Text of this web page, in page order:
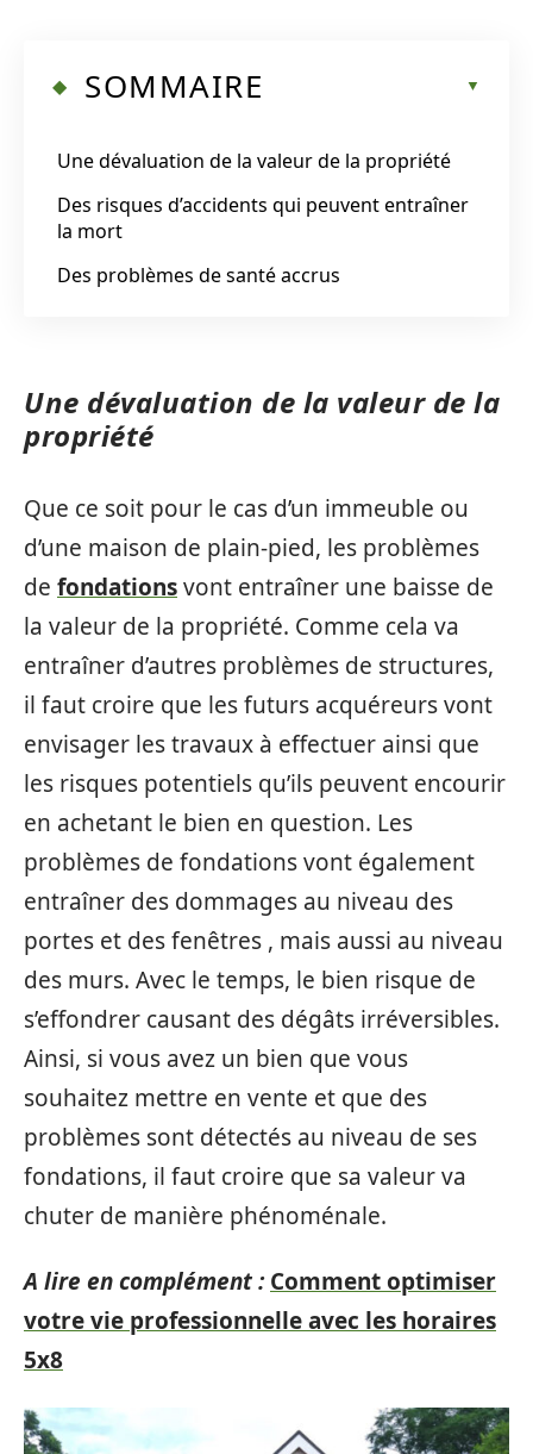
SOMMAIRE
Une dévaluation de la valeur de la propriété
Des risques d’accidents qui peuvent entraîner
la mort
Des problèmes de santé accrus
Une dévaluation de la valeur de la
propriété
Que ce soit pour le cas d’un immeuble ou
d’une maison de plain-pied, les problèmes
de fondationsvont entraîner une baisse de
la valeur de la propriété. Comme cela va
entraîner d’autres problèmes de structures,
il faut croire que les futurs acquéreurs vont
envisager les travaux à effectuer ainsi que
les risques potentiels qu’ils peuvent encourir
en achetant le bien en question. Les
problèmes de fondations vont également
entraîner des dommages au niveau des
portes et des fenêtres , mais aussi au niveau
des murs. Avec le temps, le bien risque de
s’effondrer causant des dégâts irréversibles.
Ainsi, si vous avez un bien que vous
souhaitez mettre en vente et que des
problèmes sont détectés au niveau de ses
fondations, il faut croire que sa valeur va
chuter de manière phénoménale.
A lire en complément : Comment optimiser
votre vie professionnelle avec les horaires
5x8